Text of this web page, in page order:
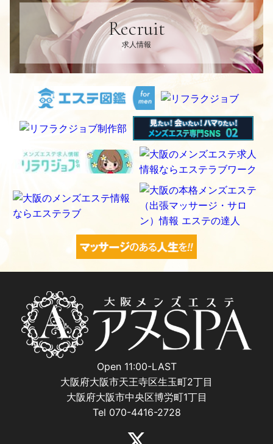
Recruit
求人情報
Open 11:00-LAST
大阪府大阪市天王寺区生玉町2丁目
大阪府大阪市中央区博労町1丁目
Tel 070-4416-2728